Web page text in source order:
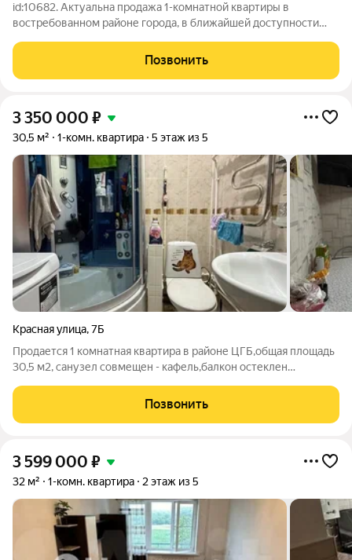
id:10682. Актуальна продажа 1-комнатной квартиры в
востребованном районе города, в ближайшей доступности
квартира в хорошем и ухоженном состоянии, окна, балконный
блок пластик, хорошие
Позвонить
3 350 000 ₽
30,5 м² 1-комн. квартира 5 этаж из 5
Красная улица,7Б
Продается 1 комнатная квартира в районе ЦГБ,общая площадь
30,5 м2, санузел совмещен - кафель,балкон остеклен
Позвонить
3 599 000 ₽
32 м² 1-комн. квартира 2 этаж из 5